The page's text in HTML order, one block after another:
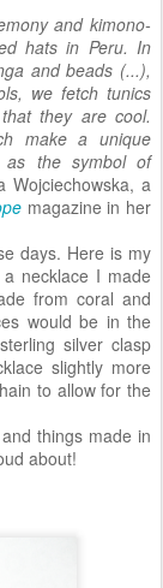
and kimono-
hats in Peru. In
and beads (...),
we fetch tunics
they are cool.
make a unique
as the symbol of
Wojciechowska, a
magazine in her
days. Here is my
necklace I made
from coral and
would be in the
silver clasp
slightly more
to allow for the
things made in
about!